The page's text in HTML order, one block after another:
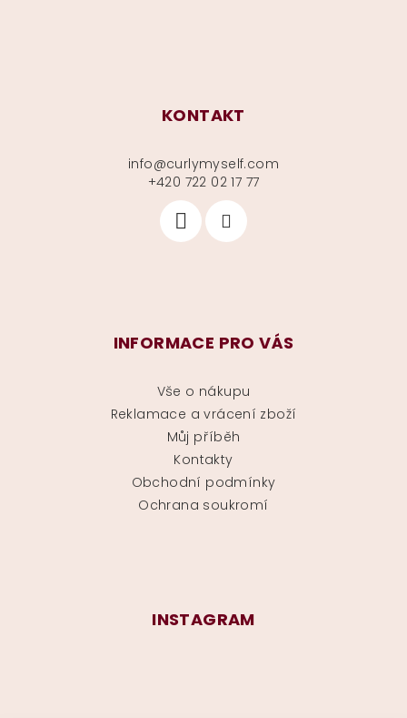
KONTAKT
info@curlymyself.com
+420 722 02 17 77
INFORMACE PRO VÁS
Vše o nákupu
Reklamace a vrácení zboží
Můj příběh
Kontakty
Obchodní podmínky
Ochrana soukromí
INSTAGRAM